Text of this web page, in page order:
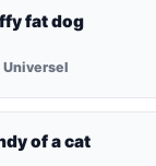
fat dog
Universel
of a cat